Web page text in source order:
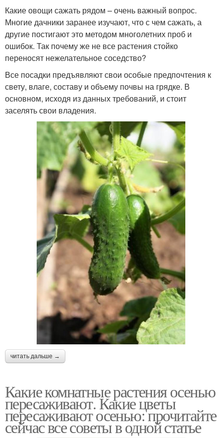
Какие овощи сажать рядом – очень важный вопрос.
Многие дачники заранее изучают, что с чем сажать, а
другие постигают это методом многолетних проб и
ошибок. Так почему же не все растения стойко
переносят нежелательное соседство?
Все посадки предъявляют свои особые предпочтения к
свету, влаге, составу и объему почвы на грядке. В
основном, исходя из данных требований, и стоит
заселять свои владения.
читать дальше →
Какие комнатные растения осенью
пересаживают. Какие цветы
пересаживают осенью: прочитайте
сейчас все советы в одной статье